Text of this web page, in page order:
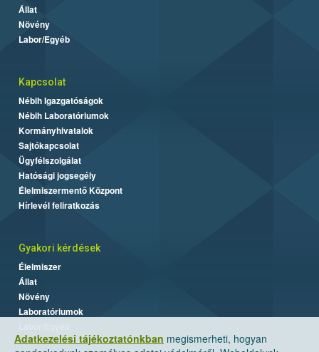
Adatkezelési tájékoztatónkban megismerheti, hogyan
Állat
Növény
Labor/Egyéb
Kapcsolat
Nébih Igazgatóságok
Nébih Laboratóriumok
Kormányhivatalok
Sajtókapcsolat
Ügyfélszolgálat
Hatósági jogsegély
Élelmiszermentő Központ
Hírlevél feliratkozás
Gyakori kérdések
Élelmiszer
Állat
Növény
Laboratóriumok